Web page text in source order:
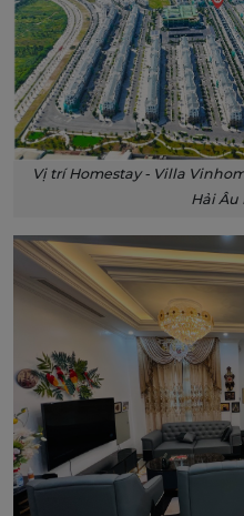
Vị trí Homestay - Villa
Hải Âu